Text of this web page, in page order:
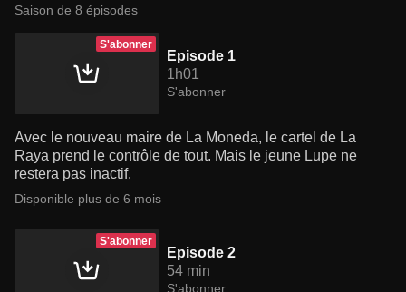
Saison de 8 épisodes
S'abonner
Episode 1
1h01
S'abonner
Avec le nouveau maire de La Moneda, le cartel de La
Raya prend le contrôle de tout. Mais le jeune Lupe ne
restera pas inactif.
Disponible plus de 6 mois
S'abonner
Episode 2
54 min
S'abonner